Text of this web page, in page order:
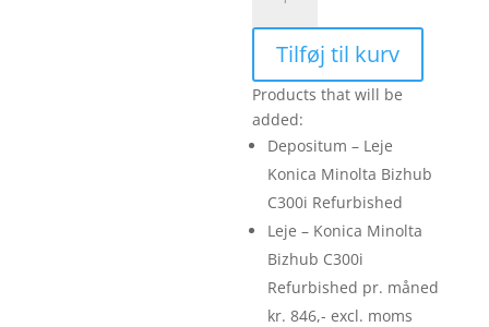
Konica
Minolta
Bizhub
C300i
Refurbished
pr.
måned
kr.
846,-
excl.
moms
antal
Tilføj til kurv
Products that will be
added:
Depositum – Leje
Konica Minolta Bizhub
C300i Refurbished
Leje – Konica Minolta
Bizhub C300i
Refurbished pr. måned
kr. 846,- excl. moms